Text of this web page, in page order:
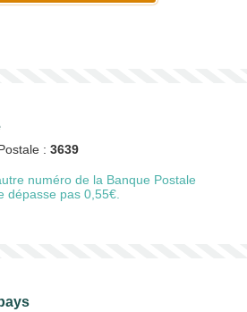
€ 50 €
: 3639
numéro de la Banque Postale
dépasse pas 0,55€.